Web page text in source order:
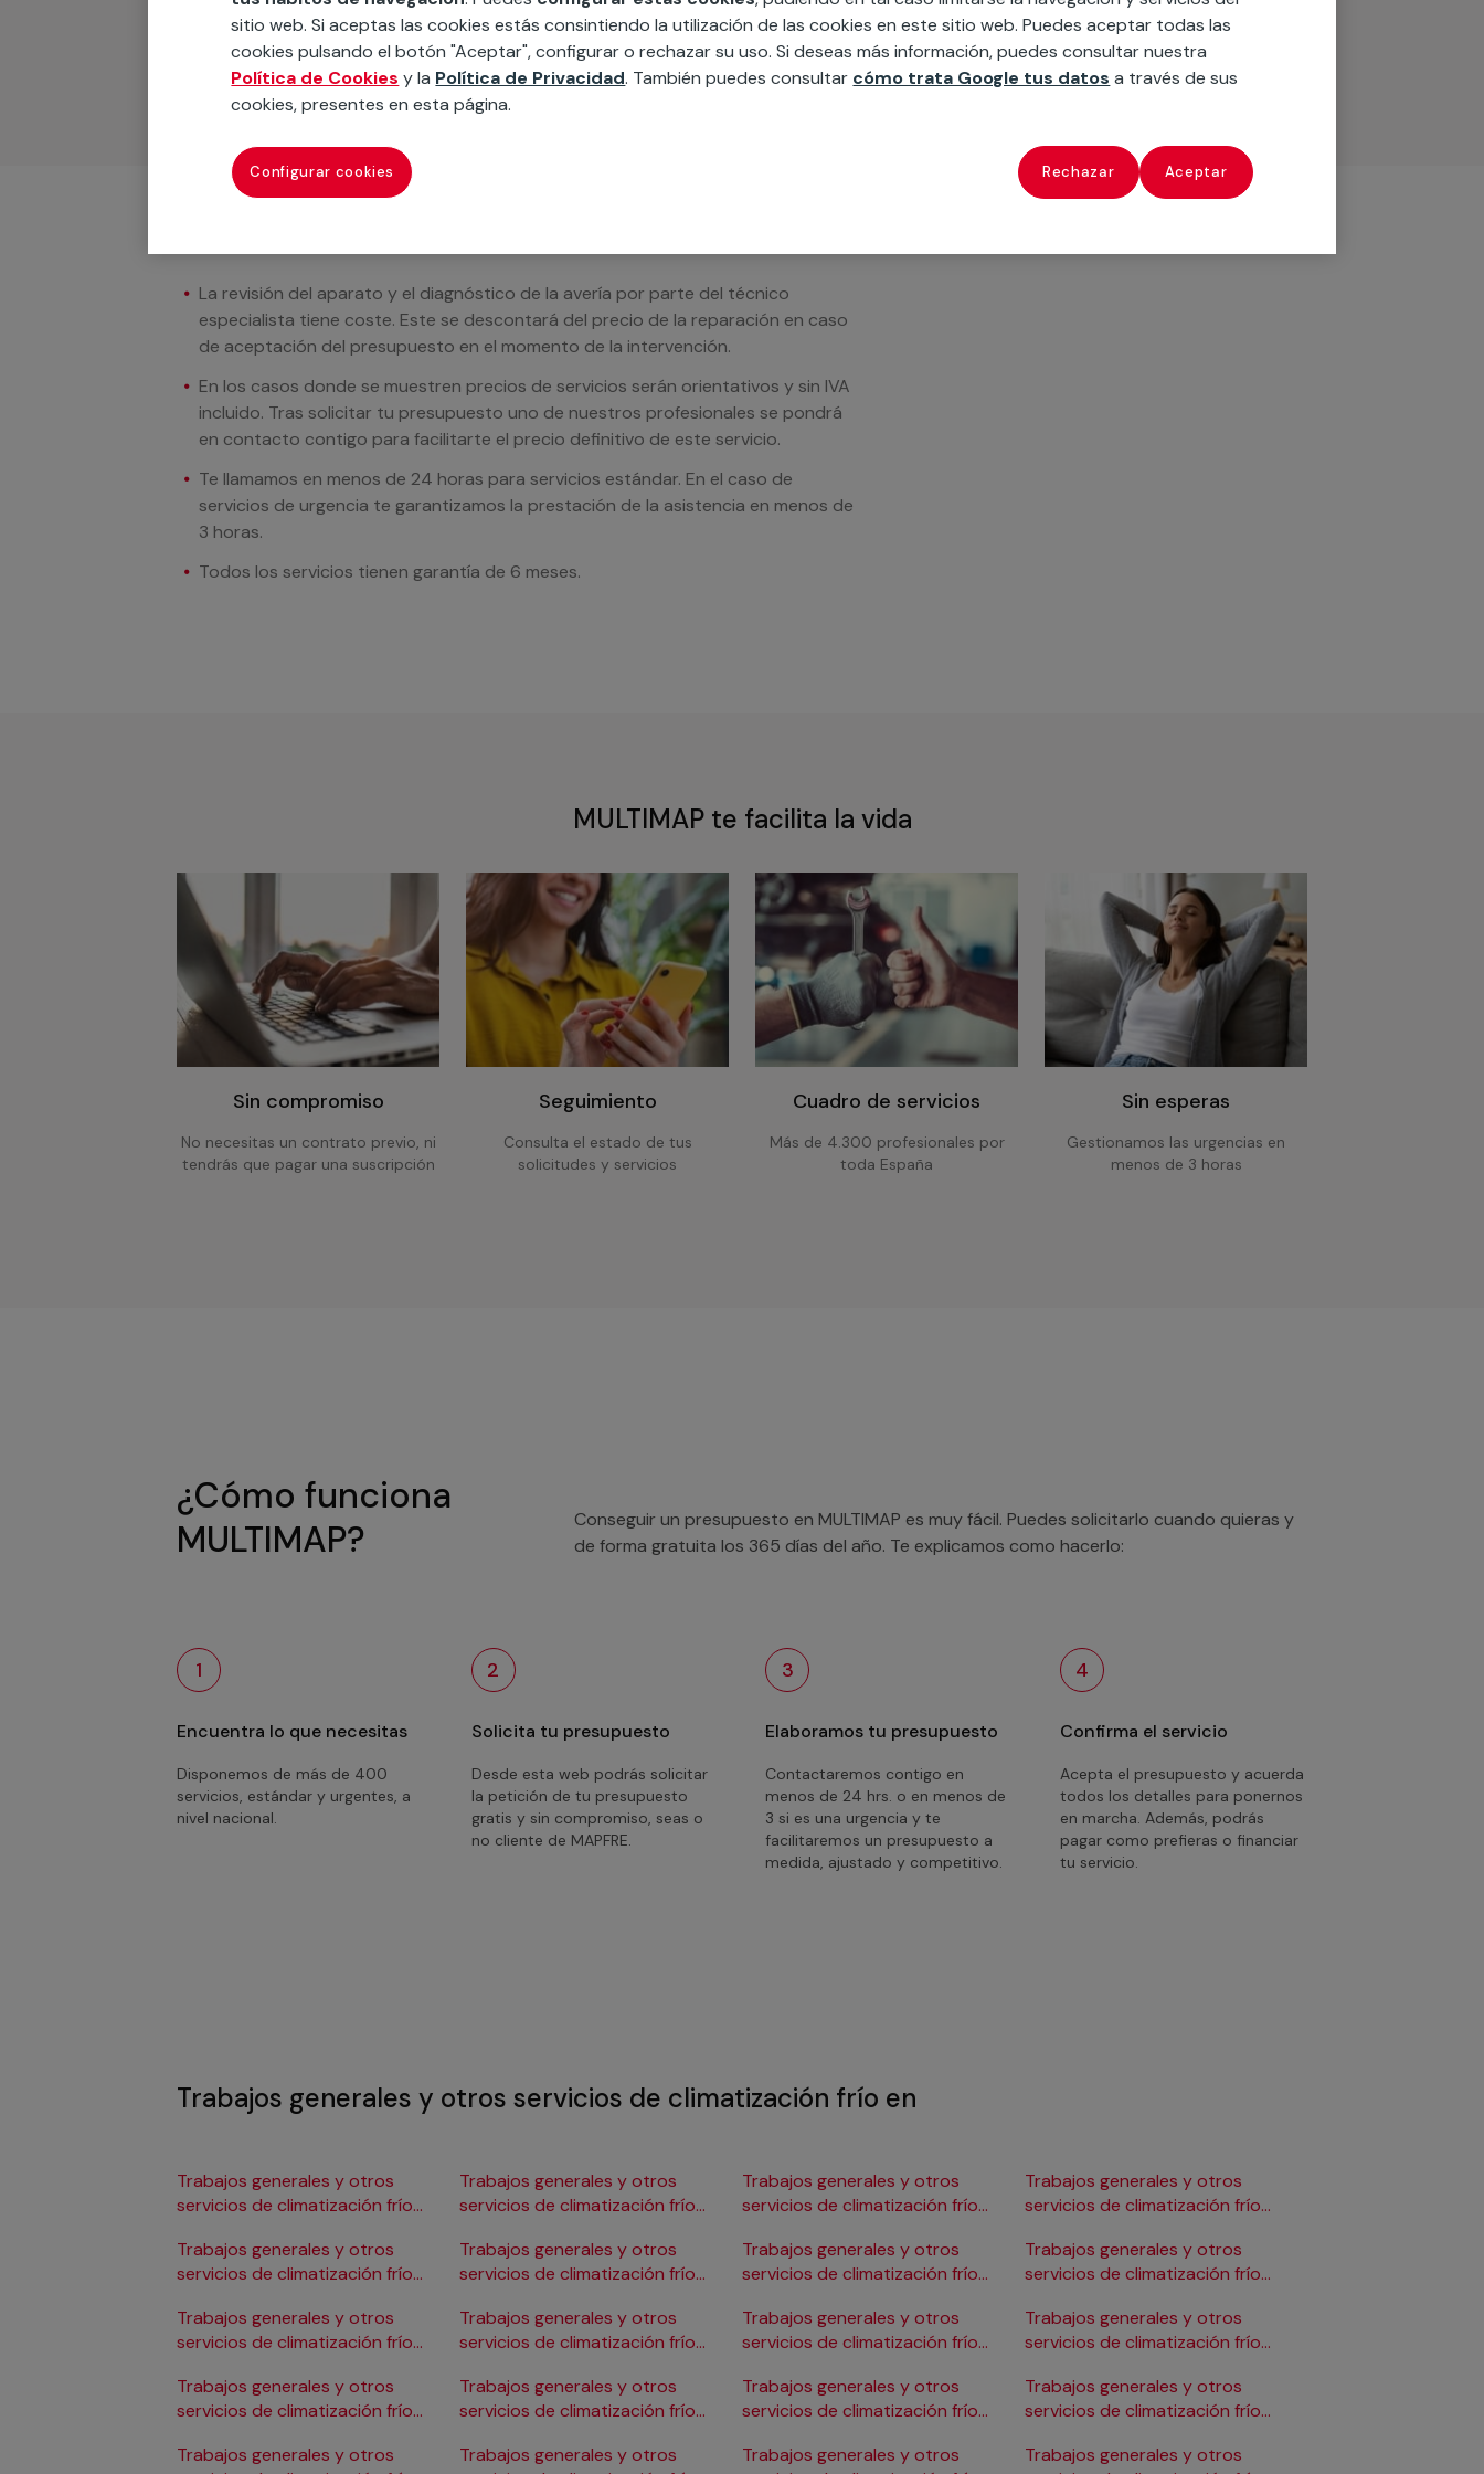
Podemos ofrecer cualquier servicio a medida incluyendo todo lo que necesites:
materiales, equipamientos, electrodomésticos, etc. Cuéntanos que necesitas
cuando te llamemos.
La revisión del aparato y el diagnóstico de la avería por parte del técnico
especialista tiene coste. Este se descontará del precio de la reparación en caso
de aceptación del presupuesto en el momento de la intervención.
En los casos donde se muestren precios de servicios serán orientativos y sin IVA
incluido. Tras solicitar tu presupuesto uno de nuestros profesionales se pondrá
en contacto contigo para facilitarte el precio definitivo de este servicio.
Te llamamos en menos de 24 horas para servicios estándar. En el caso de
servicios de urgencia te garantizamos la prestación de la asistencia en menos de
3 horas.
Todos los servicios tienen garantía de 6 meses.
MULTIMAP te facilita la vida
Sin compromiso
No necesitas un contrato previo, ni
tendrás que pagar una suscripción
Seguimiento
Consulta el estado de tus
solicitudes y servicios
Cuadro de servicios
Más de 4.300 profesionales por
toda España
Sin esperas
Gestionamos las urgencias en
menos de 3 horas
¿Cómo funciona
MULTIMAP?
Conseguir un presupuesto en MULTIMAP es muy fácil. Puedes solicitarlo cuando quieras y
de forma gratuita los 365 días del año. Te explicamos como hacerlo:
1
Encuentra lo que necesitas
Disponemos de más de 400
servicios, estándar y urgentes, a
nivel nacional.
2
Solicita tu presupuesto
Desde esta web podrás solicitar
la petición de tu presupuesto
gratis y sin compromiso, seas o
no cliente de MAPFRE.
3
Elaboramos tu presupuesto
Contactaremos contigo en
menos de 24 hrs. o en menos de
3 si es una urgencia y te
facilitaremos un presupuesto a
medida, ajustado y competitivo.
4
Confirma el servicio
Acepta el presupuesto y acuerda
todos los detalles para ponernos
en marcha. Además, podrás
pagar como prefieras o financiar
tu servicio.
Trabajos generales y otros servicios de climatización frío en
Trabajos generales y otros
servicios de climatización frío
Trabajos generales y otros
servicios de climatización frío
Trabajos generales y otros
servicios de climatización frío
Trabajos generales y otros
servicios de climatización frío
Trabajos generales y otros
Trabajos generales y otros
servicios de climatización frío
Trabajos generales y otros
servicios de climatización frío
Trabajos generales y otros
servicios de climatización frío
Trabajos generales y otros
servicios de climatización frío
Trabajos generales y otros
Trabajos generales y otros
servicios de climatización frío
Trabajos generales y otros
servicios de climatización frío
Trabajos generales y otros
servicios de climatización frío
Trabajos generales y otros
servicios de climatización frío
Trabajos generales y otros
Trabajos generales y otros
servicios de climatización frío
Trabajos generales y otros
servicios de climatización frío
Trabajos generales y otros
servicios de climatización frío
Trabajos generales y otros
servicios de climatización frío
Trabajos generales y otros
sitio web. Si aceptas las cookies estás consintiendo la utilización de las cookies en este sitio web. Puedes aceptar todas las
cookies pulsando el botón "Aceptar", configurar o rechazar su uso. Si deseas más información, puedes consultar nuestra
Política de Cookies y la Política de Privacidad. También puedes consultar cómo trata Google tus datos a través de sus
cookies, presentes en esta página.
Configurar cookies Rechazar Aceptar